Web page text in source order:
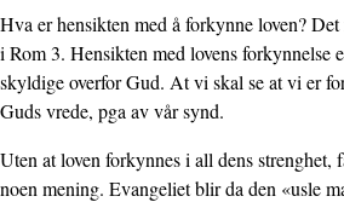
Hva er hensikten med å forkynne loven?
i Rom 3. Hensikten med lovens forkynnelse
skyldige overfor Gud. At vi skal se at vi er
Guds vrede, pga av vår synd.
Uten at loven forkynnes i all dens strenghet,
noen mening. Evangeliet blir da den «usle